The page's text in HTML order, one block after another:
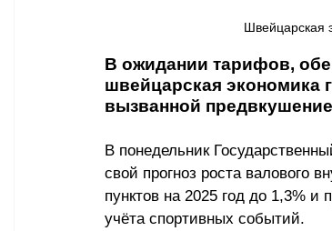
Швейцарская
В ожидании тарифов,
швейцарская экономика
вызванной
В понедельник
свой прогноз роста валового
пунктов на 2025 год до 1,3% и
учёта спортивных событий.